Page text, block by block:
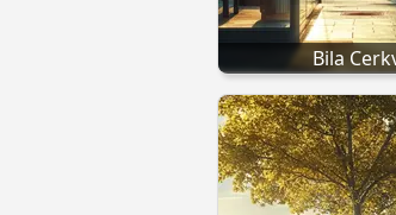
Bila